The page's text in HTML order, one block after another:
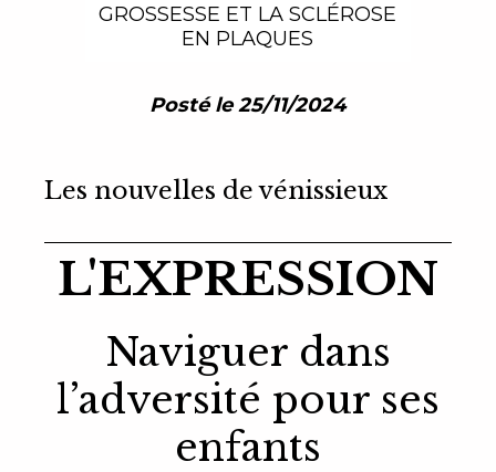
GROSSESSE ET LA SCLÉROSE
EN PLAQUES
Posté le 25/11/2024
Les nouvelles de vénissieux
L'EXPRESSION
Naviguer dans
l’adversité pour ses
enfants